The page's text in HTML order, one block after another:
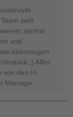
sehr
zentral
und
überzeugen
;) Alles
von den H-
Manager